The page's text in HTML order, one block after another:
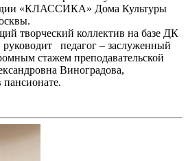
«КЛАССИКА» Дома Культуры
творческий коллектив на базе ДК
педагог – заслуженный
стажем преподавательской
Виноградова,